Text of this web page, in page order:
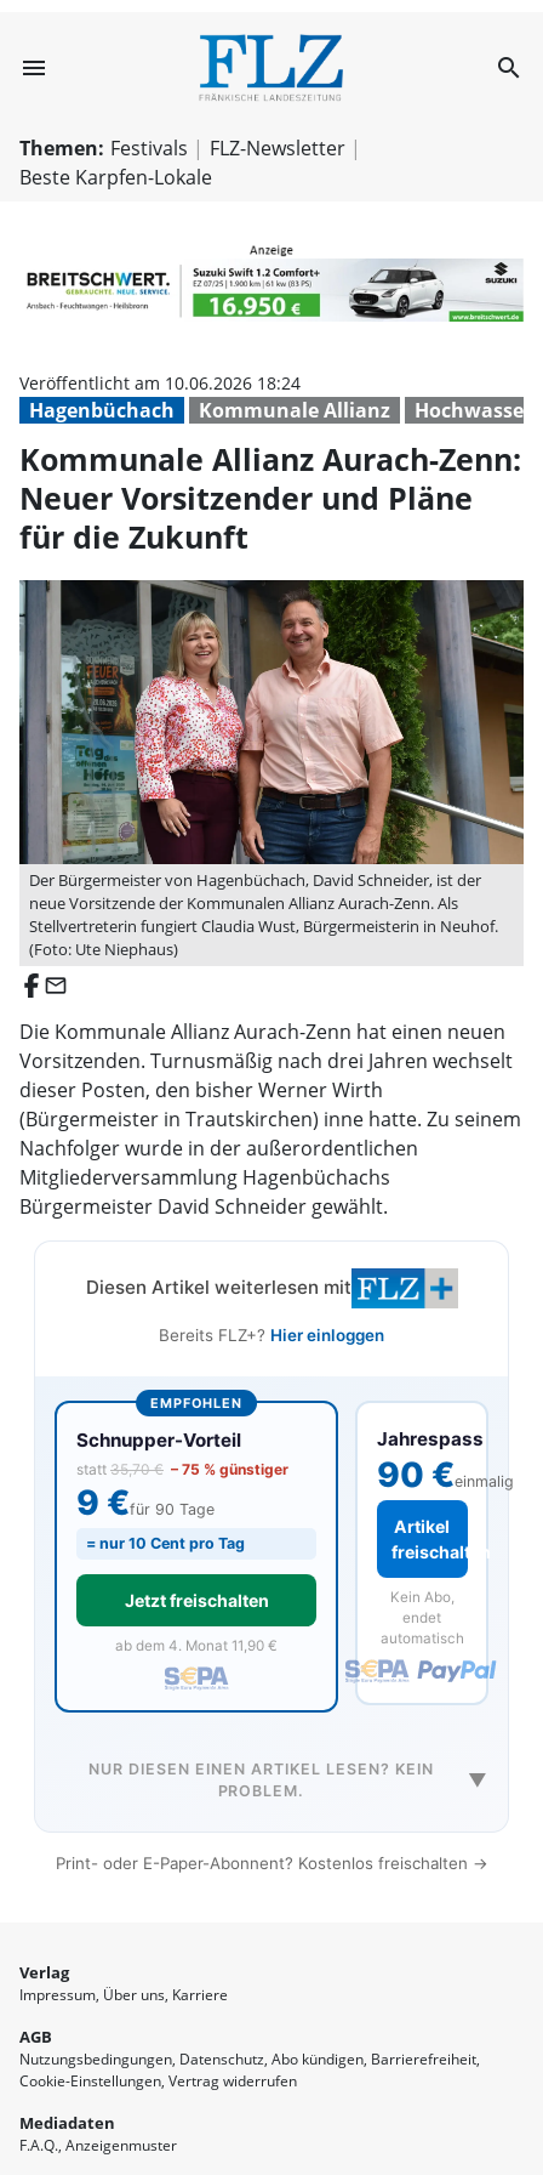
menu Kommunale search
Themen: Festivals
FLZ-Newsletter
Beste Karpfen-Lokale
Hagenbüchach Kommunale Allianz
Veröffentlicht am 10.06.2026 18:24
Kommunale Allianz Aurach-Zenn:
Neuer Vorsitzender und Pläne
für die Zukunft
Der Bürgermeister von Hagenbüchach, David Schneider, ist der
neue Vorsitzende der Kommunalen Allianz Aurach-Zenn. Als
Stellvertreterin fungiert Claudia Wust, Bürgermeisterin in Neuhof.
(Foto: Ute Niephaus)
email
Die Kommunale Allianz Aurach-Zenn hat einen neuen
Vorsitzenden. Turnusmäßig nach drei Jahren wechselt
dieser Posten, den bisher Werner Wirth
(Bürgermeister in Trautskirchen) inne hatte. Zu seinem
Nachfolger wurde in der außerordentlichen
Mitgliederversammlung Hagenbüchachs
Bürgermeister David Schneider gewählt.
Diesen Artikel weiterlesen mit
Bereits FLZ+? Hier einloggen
Jahrespass
90 €einmalig
Artikel
freischalten
Kein Abo,
endet
automatisch
EMPFOHLEN
Schnupper-Vorteil
statt 35,70 € – 75 % günstiger
9 €für 90 Tage
= nur 10 Cent pro Tag
Jetzt freischalten
ab dem 4. Monat 11,90 €
NUR DIESEN EINEN ARTIKEL LESEN? KEIN
PROBLEM.
▼
Print- oder E-Paper-Abonnent? Kostenlos freischalten →
Verlag
Impressum Über uns Karriere
AGB
Nutzungsbedingungen Datenschutz Abo kündigen Barrierefreiheit
Cookie-Einstellungen Vertrag widerrufen
Mediadaten
F.A.Q. Anzeigenmuster